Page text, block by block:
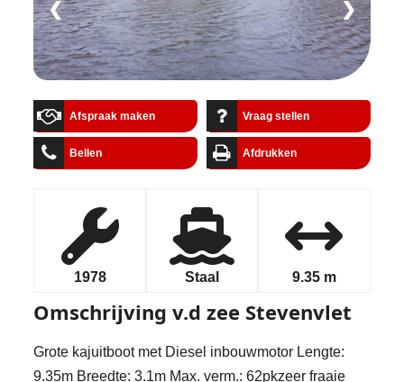
❮ ❯
Afspraak maken Vraag stellen
Bellen Afdrukken
1978 Staal 9.35 m
Omschrijvingv.d zee Stevenvlet
Grote kajuitboot met Diesel inbouwmotor Lengte:
9.35m Breedte: 3.1m Max. verm.: 62pkzeer fraaie